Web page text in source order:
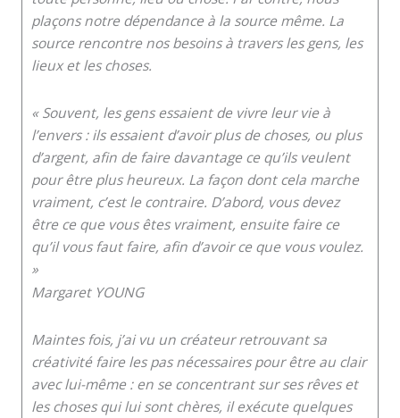
plaçons notre dépendance à la source même. La
source rencontre nos besoins à travers les gens, les
lieux et les choses.
« Souvent, les gens essaient de vivre leur vie à
l’envers : ils essaient d’avoir plus de choses, ou plus
d’argent, afin de faire davantage ce qu’ils veulent
pour être plus heureux. La façon dont cela marche
vraiment, c’est le contraire. D’abord, vous devez
être ce que vous êtes vraiment, ensuite faire ce
qu’il vous faut faire, afin d’avoir ce que vous voulez.
»
Margaret YOUNG
Maintes fois, j’ai vu un créateur retrouvant sa
créativité faire les pas nécessaires pour être au clair
avec lui-même : en se concentrant sur ses rêves et
les choses qui lui sont chères, il exécute quelques